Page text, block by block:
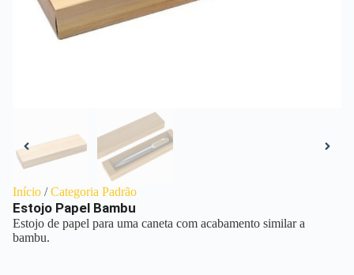
Início /Categoria Padrão
Estojo Papel Bambu
Estojo de papel para uma caneta com acabamento similar a
bambu.